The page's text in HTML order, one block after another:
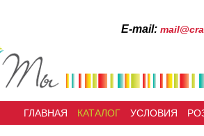
Е-mail:
ГЛАВНАЯ КАТАЛОГ УСЛОВИЯ